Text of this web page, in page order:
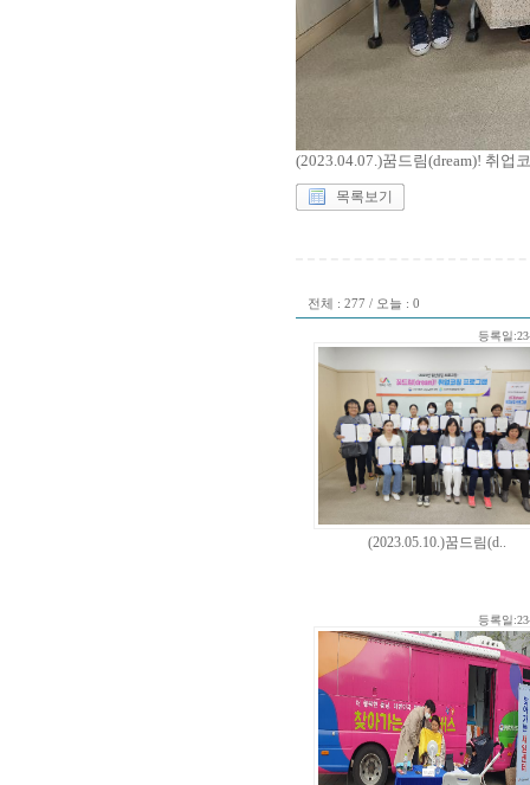
(2023.04.07.)꿈드림(dream)! 취업
목록보기
전체 : 277 / 오늘 : 0
등록일
(2023.05.10.)꿈드림(d..
등록일